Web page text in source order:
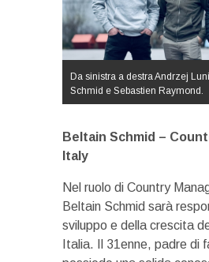
Da sinistra a destra Andrzej
Schmid e Sebastien Raymond.
Beltain Schmid –
Italy
Nel ruolo di Country
Beltain Schmid sarà
sviluppo e della crescita
Italia. Il 31enne, padre di